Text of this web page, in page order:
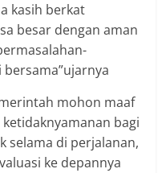
kasih berkat
besar dengan aman
mohon maaf
bagi
selama di perjalanan,
ke depannya